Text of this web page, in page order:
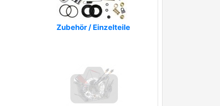
Zubehör / Einzelteile